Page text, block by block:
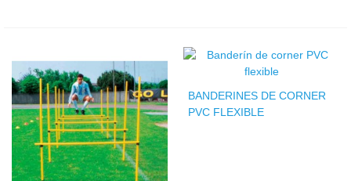
BANDERINES DE CORNER
PVC FLEXIBLE